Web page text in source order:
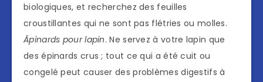
biologiques, et recherchez des feuilles
croustillantes qui ne sont pas flétries ou molles.
Ãpinards pour lapin. Ne servez à votre lapin que
des épinards crus ; tout ce qui a été cuit ou
congelé peut causer des problèmes digestifs à